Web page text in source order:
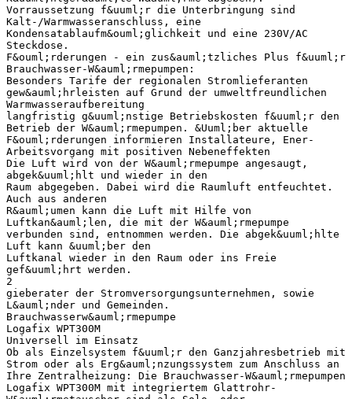
Vorraussetzung f&uuml;r die Unterbringung sind
Kalt-/Warmwasseranschluss, eine
Kondensatablaufm&ouml;glichkeit und eine 230V/AC
Steckdose.
F&ouml;rderungen - ein zus&auml;tzliches Plus f&uuml;r
Brauchwasser-W&auml;rmepumpen:
Besonders Tarife der regionalen Stromlieferanten
gew&auml;hrleisten auf Grund der umweltfreundlichen
Warmwasseraufbereitung
langfristig g&uuml;nstige Betriebskosten f&uuml;r den
Betrieb der W&auml;rmepumpen. &Uuml;ber aktuelle
F&ouml;rderungen informieren Installateure, Ener-
Arbeitsvorgang mit positiven Nebeneffekten
Die Luft wird von der W&auml;rmepumpe angesaugt,
abgek&uuml;hlt und wieder in den
Raum abgegeben. Dabei wird die Raumluft entfeuchtet.
Auch aus anderen
R&auml;umen kann die Luft mit Hilfe von
Luftkan&auml;len, die mit der W&auml;rmepumpe
verbunden sind, entnommen werden. Die abgek&uuml;hlte
Luft kann &uuml;ber den
Luftkanal wieder in den Raum oder ins Freie
gef&uuml;hrt werden.
2
gieberater der Stromversorgungsunternehmen, sowie
L&auml;nder und Gemeinden.
Brauchwasserw&auml;rmepumpe
Logafix WPT300M
Universell im Einsatz
Ob als Einzelsystem f&uuml;r den Ganzjahresbetrieb mit
Strom oder als Erg&auml;nzungssystem zum Anschluss an
Ihre Zentralheizung: Die Brauchwasser-W&auml;rmepumpen
Logafix WPT300M mit integriertem Glattrohr-